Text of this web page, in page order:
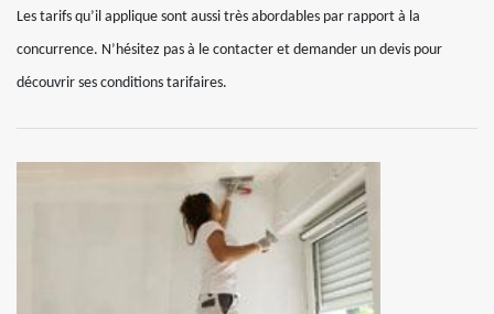
Les tarifs qu’il applique sont aussi très abordables par rapport à la
concurrence. N’hésitez pas à le contacter et demander un devis pour
découvrir ses conditions tarifaires.